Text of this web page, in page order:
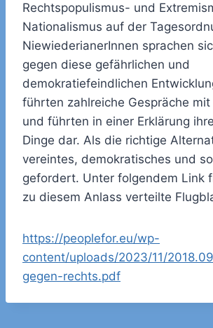
Rechtspopulismus- und
Nationalismus auf der
NiewiederianerInnen sprachen
gegen diese gefährlichen und
demokratiefeindlichen
führten zahlreiche Gespräche mit
und führten in einer Erklärung
Dinge dar. Als die richtige
vereintes, demokratisches und
gefordert. Unter folgendem Link
zu diesem Anlass verteilte
https://peoplefor.eu/wp-
content/uploads/2023/11/
gegen-rechts.pdf